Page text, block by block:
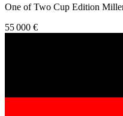
One of Two Cup Edition
55 000 €